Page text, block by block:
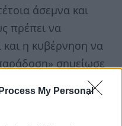
My Personal
άσεμνα και
πρέπει να
η κυβέρνηση να
σημείωσε